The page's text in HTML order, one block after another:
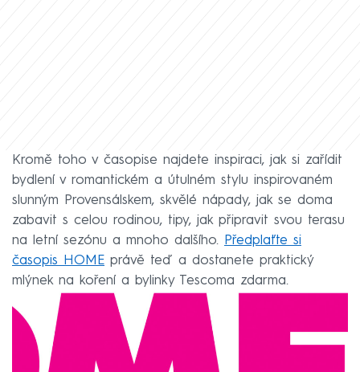
Kromě toho v časopise najdete inspiraci, jak si zařídit
bydlení v romantickém a útulném stylu inspirovaném
slunným Provensálskem, skvělé nápady, jak se doma
zabavit s celou rodinou, tipy, jak připravit svou terasu
na letní sezónu a mnoho dalšího. Předplaťte si
časopis HOME právě teď a dostanete praktický
mlýnek na koření a bylinky Tescoma zdarma.